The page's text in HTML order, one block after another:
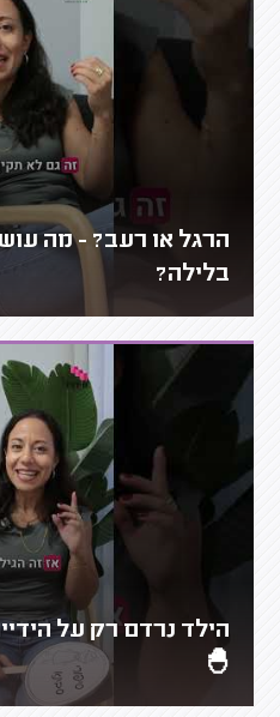
הרגל או רעב? - מה
בלילה?
הילד נרדם רק על
🐣